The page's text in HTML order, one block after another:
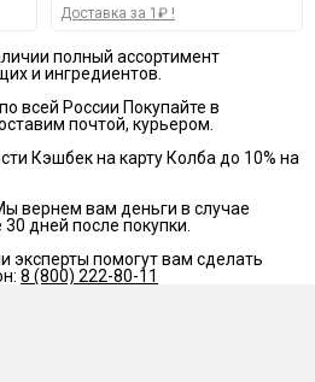
Доставка за 1₽ !
полный ассортимент
и ингредиентов.
всей России Покупайте в
почтой, курьером.
Кэшбек на карту Колба до 10% на
вернем вам деньги в случае
дней после покупки.
эксперты помогут вам сделать
8 (800) 222-80-11